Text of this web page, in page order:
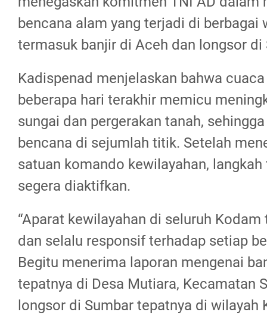
bencana alam yang terjadi di berbagai
termasuk banjir di Aceh dan longsor di
Kadispenad menjelaskan bahwa
beberapa hari terakhir memicu
sungai dan pergerakan tanah,
bencana di sejumlah titik. Setelah
satuan komando kewilayahan,
segera diaktifkan.
“Aparat kewilayahan di seluruh
dan selalu responsif terhadap setiap
Begitu menerima laporan mengenai
tepatnya di Desa Mutiara, Kecamatan
longsor di Sumbar tepatnya di wilayah